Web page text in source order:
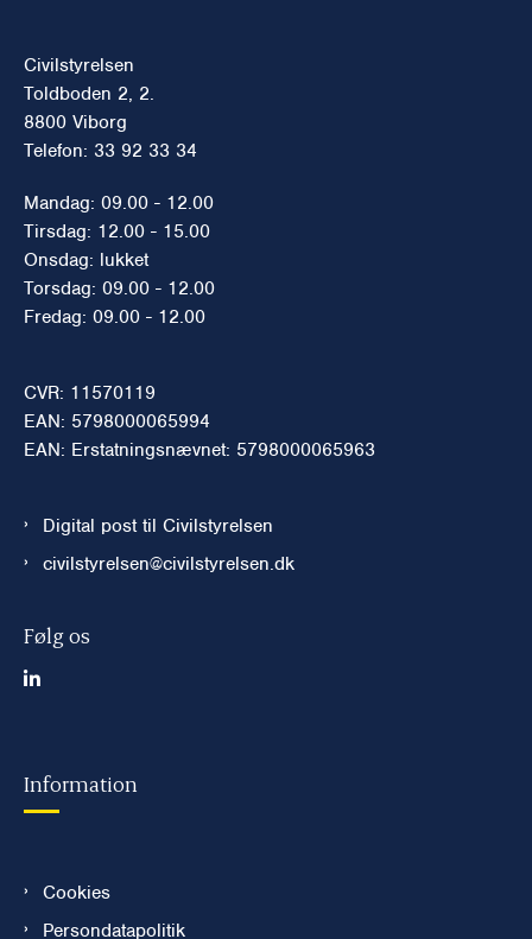
Civilstyrelsen
Toldboden 2, 2.
8800 Viborg
Telefon: 33 92 33 34
Mandag: 09.00 - 12.00
Tirsdag: 12.00 - 15.00
Onsdag: lukket
Torsdag: 09.00 - 12.00
Fredag: 09.00 - 12.00
CVR: 11570119
EAN: 5798000065994
EAN: Erstatningsnævnet: 5798000065963
Digital post til Civilstyrelsen
civilstyrelsen@civilstyrelsen.dk
Følg os
Information
Cookies
Persondatapolitik